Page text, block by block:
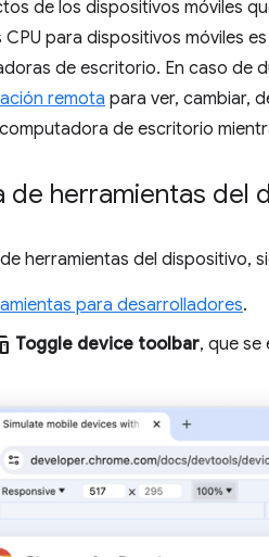
de los dispositivos móviles
para dispositivos móviles
de escritorio. En caso de
remota para ver, cambiar,
de escritorio
de herramientas del
herramientas del dispositivo,
para desarrolladores.
Toggle device toolbar, que se